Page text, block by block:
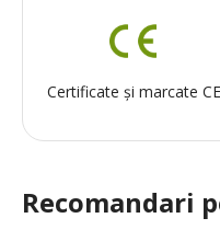
Certificate și marcate CE
Recomandari